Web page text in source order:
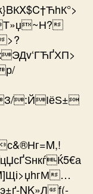
>?
:ЙІёЅ±
…
NK»Лf(­